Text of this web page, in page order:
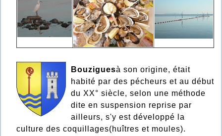
Bouziguesà son origine, était
habité par des pécheurs et au début
du XX° siècle, selon une méthode
dite en suspension reprise par
ailleurs, s'y est développé la
culture des coquillages(huîtres et moules).